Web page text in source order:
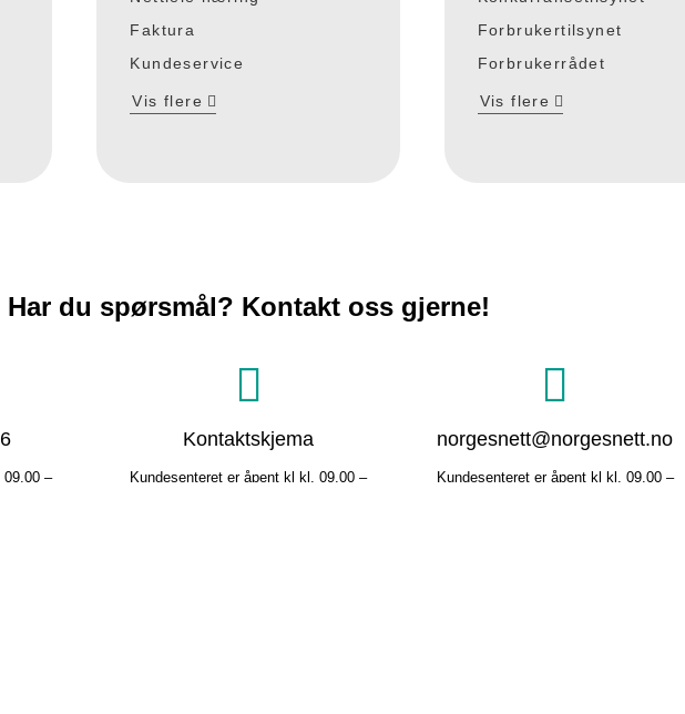
Faktura
Kundeservice
Vis flere
Forbrukertilsynet
Forbrukerrådet
Vis flere
Har du spørsmål? Kontakt oss gjerne!
09.00 –
Kontaktskjema
Kundesenteret er åpent kl kl. 09.00 –
norgesnett@norgesnett.no
Kundesenteret er åpent kl kl. 09.00 –